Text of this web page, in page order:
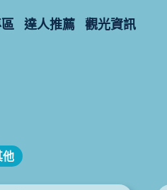
達人推薦 觀光資訊
他